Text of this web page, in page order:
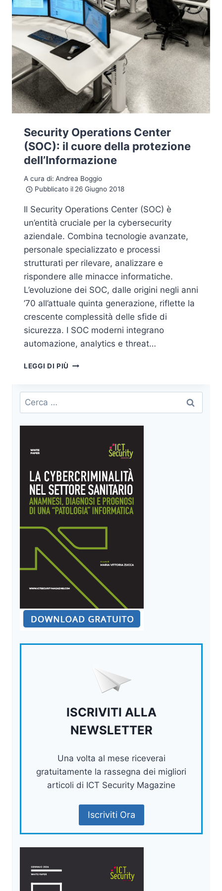
Security Operations Center
(SOC): il cuore della protezione
dell’Informazione
A cura di: Andrea Boggio
Pubblicato il 26 Giugno 2018
Il Security Operations Center (SOC) è
un’entità cruciale per la cybersecurity
aziendale. Combina tecnologie avanzate,
personale specializzato e processi
strutturati per rilevare, analizzare e
rispondere alle minacce informatiche.
L’evoluzione dei SOC, dalle origini negli anni
’70 all’attuale quinta generazione, riflette la
crescente complessità delle sfide di
sicurezza. I SOC moderni integrano
automazione, analytics e threat…
LEGGI DI PIÙ SECURITY
(SOC):
CUORE
DELLA
DELL’INFORMAZIONE
Ricerca
per:
ISCRIVITI ALLA
NEWSLETTER
Una volta al mese riceverai
gratuitamente la rassegna dei migliori
articoli di ICT Security Magazine
Iscriviti Ora